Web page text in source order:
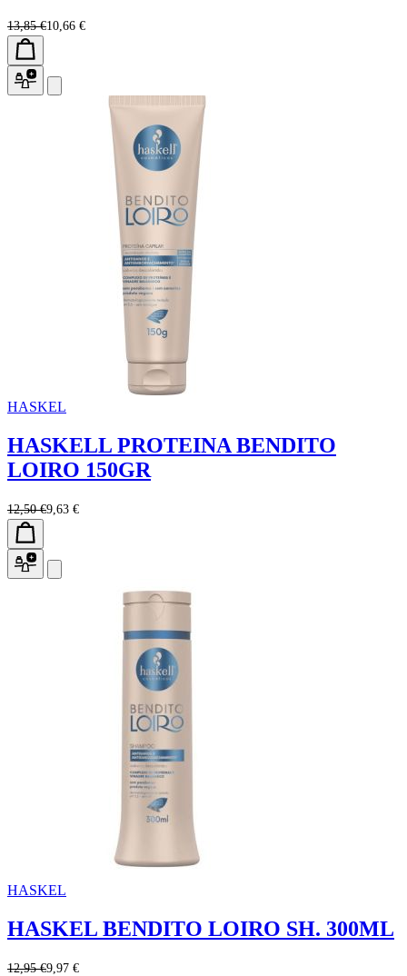
13,85 €10,66 €
HASKEL
HASKELL PROTEINA BENDITO
LOIRO 150GR
12,50 €9,63 €
HASKEL
HASKEL BENDITO LOIRO SH. 300ML
12,95 €9,97 €